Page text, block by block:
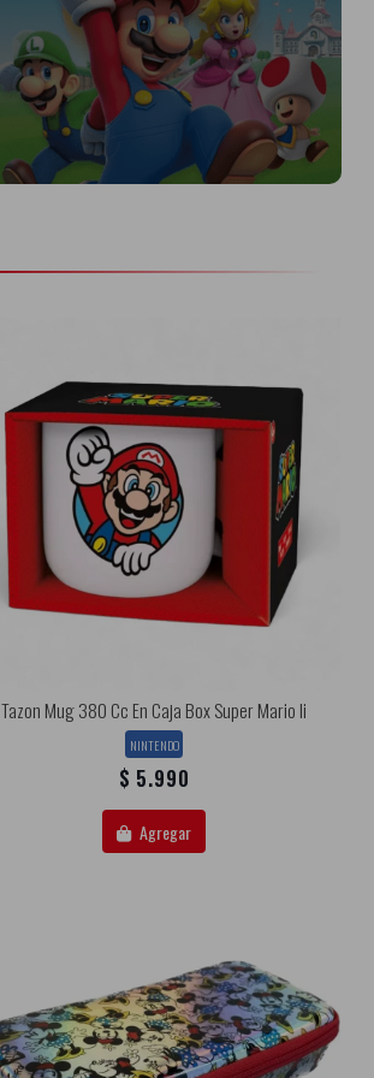
Tazon Mug 380 Cc En Caja Box Super Mario Ii
NINTENDO
$ 5.990
Agregar